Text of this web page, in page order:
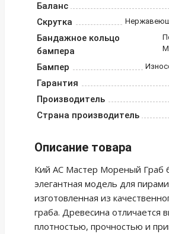
Баланс
Скрутка
Бандажное кольцо
бампера
Бампер
Гарантия
Производитель
Страна производитель
Описание товара
Кий АС Мастер Мореный Граб
элегантная модель для
изготовленная из
граба. Древесина отличается
плотностью, прочностью и